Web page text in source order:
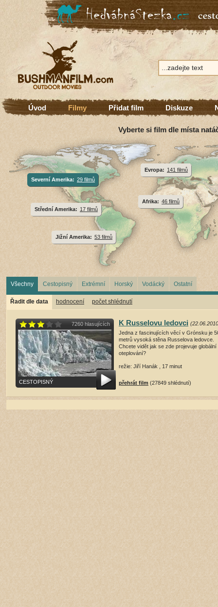
Úvod Filmy Přidat film Diskuze
Vyberte si film dle místa
Afrika: 46 filmů
Evropa: 141 filmů
Jižní Amerika: 53 filmů
Severní Amerika: 29 filmů
Střední Amerika: 17 filmů
Všechny Cestopisný Extrémní Horský Vodácký Ostatní
Řadit dle data hodnocení počet shlédnutí
7260 hlasujících
CESTOPISNÝ
K Russelovu ledovci
Jedna z fascinujících věcí v Grónsku je
metrů vysoká stěna Russelova ledovce.
Chcete vidět jak se zde projevuje globální
oteplování?
režie: Jiří Hanák , 17 minut
přehrát film (27849 shlédnutí)